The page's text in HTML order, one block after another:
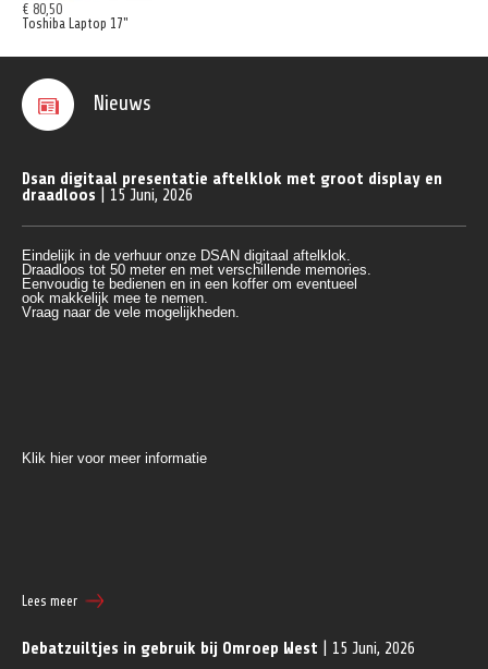
€ 80,50
Toshiba Laptop 17"
Nieuws
Dsan digitaal presentatie aftelklok met groot display en
draadloos | 15 Juni, 2026
Eindelijk in de verhuur onze DSAN digitaal aftelklok.
Draadloos tot 50 meter en met verschillende memories.
Eenvoudig te bedienen en in een koffer om eventueel
ook makkelijk mee te nemen.
Vraag naar de vele mogelijkheden.
Klik hier voor meer informatie
Lees meer
Debatzuiltjes in gebruik bij Omroep West | 15 Juni, 2026